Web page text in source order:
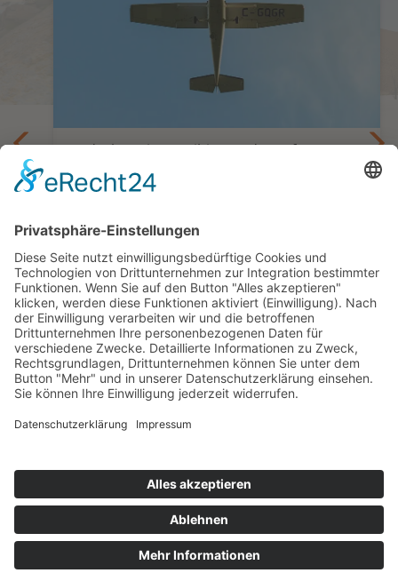
Entdecken Sie Namibia aus der Luft
Flugsafari Namibia – 9 Tage Safari aus der
9 Tage ab/bis Windhoek
ab 6.790,— €
Kontakt Newsletter AGB Datenschutz
Cookie Einstellungen